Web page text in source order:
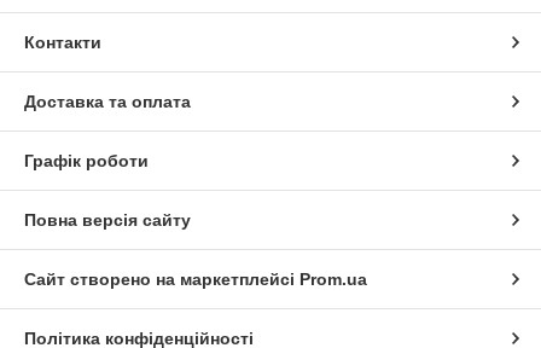
Контакти
Доставка та оплата
Графік роботи
Повна версія сайту
Сайт створено на маркетплейсі Prom.ua
Політика конфіденційності